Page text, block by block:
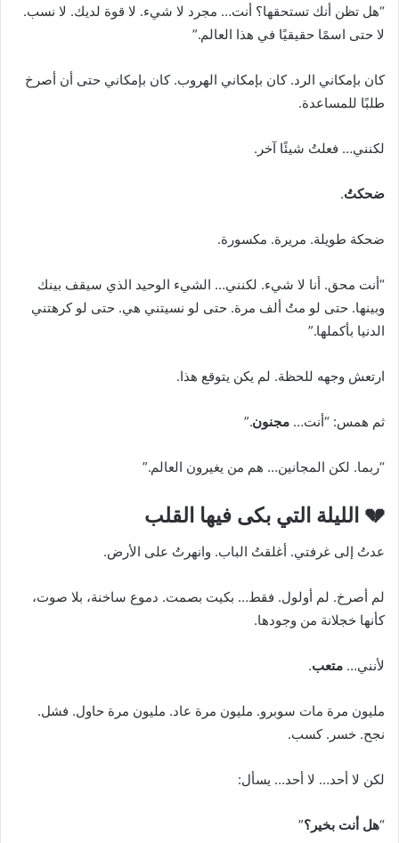
“هل تظن أنك تستحقها؟ أنت… مجرد لا شيء. لا قوة لديك. لا نسب.
لا حتى اسمًا حقيقيًا في هذا العالم.”
كان بإمكاني الرد. كان بإمكاني الهروب. كان بإمكاني حتى أن أصرخ
طلبًا للمساعدة.
لكنني… فعلتُ شيئًا آخر.
ضحكتُ.
ضحكة طويلة. مريرة. مكسورة.
“أنت محق. أنا لا شيء. لكنني… الشيء الوحيد الذي سيقف بينك
وبينها. حتى لو متُ ألف مرة. حتى لو نسيتني هي. حتى لو كرهتني
الدنيا بأكملها.”
ارتعش وجهه للحظة. لم يكن يتوقع هذا.
ثم همس: “أنت… مجنون.”
“ربما. لكن المجانين… هم من يغيرون العالم.”
💔 الليلة التي بكى فيها القلب
عدتُ إلى غرفتي. أغلقتُ الباب. وانهرتُ على الأرض.
لم أصرخ. لم أولول. فقط… بكيت بصمت. دموع ساخنة، بلا صوت،
كأنها خجلانة من وجودها.
لأنني… متعب.
مليون مرة مات سوبرو. مليون مرة عاد. مليون مرة حاول. فشل.
نجح. خسر. كسب.
لكن لا أحد… لا أحد… يسأل:
“هل أنت بخير؟”